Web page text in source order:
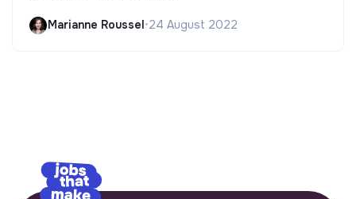
Marianne Roussel •24 August 2022